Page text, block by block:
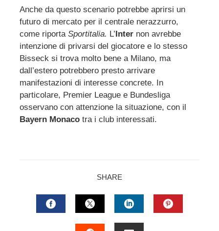
Anche da questo scenario potrebbe aprirsi un
futuro di mercato per il centrale nerazzurro,
come riporta Sportitalia. L’ Inter non avrebbe
intenzione di privarsi del giocatore e lo stesso
Bisseck si trova molto bene a Milano, ma
dall’estero potrebbero presto arrivare
manifestazioni di interesse concrete. In
particolare, Premier League e Bundesliga
osservano con attenzione la situazione, con il
Bayern Monaco tra i club interessati.
SHARE
FACEBOOKTWITTERLINKEDIN